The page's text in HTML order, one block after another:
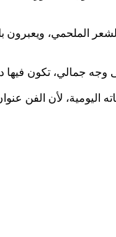
الشعر الملحمي،
اليومية، لأن الفن